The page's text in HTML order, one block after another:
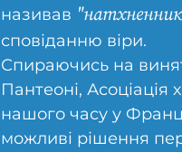
називав
сповіданню віри.
Спираючись на
Пантеоні, Асоціація
нашого часу у
можливі рішення